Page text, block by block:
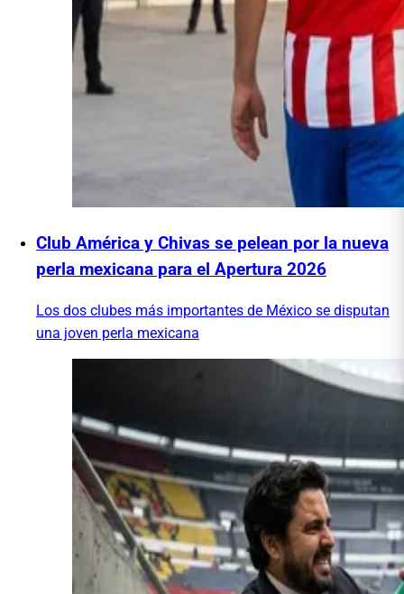
Club América y Chivas se pelean por la nueva
perla mexicana para el Apertura 2026
Los dos clubes más importantes de México se disputan
una joven perla mexicana